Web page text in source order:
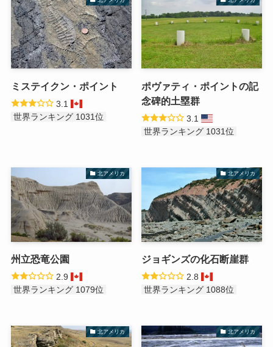
ミステイクン・ポイント
3.1
世界ランキング 1031位
ポヴァティ・ポイントの記
念碑的土塁群
3.1
世界ランキング 1031位
北アメリカ
州立恐竜公園
2.9
世界ランキング 1079位
北アメリカ
ジョギンズの化石断崖群
2.8
世界ランキング 1088位
北アメリカ 北アメリカ